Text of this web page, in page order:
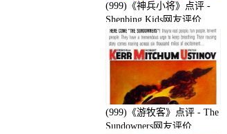
(999)《神兵小将》点评 -
Shenbing Kids网友评价
(999)《游牧客》点评 - The
Sundowners网友评价